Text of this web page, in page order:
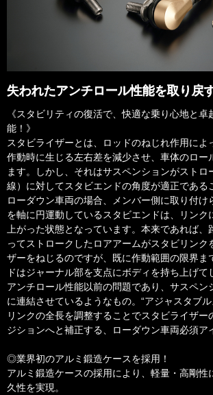
失われたアンチロール性能を取り戻
《スタビリティの復活で、快適な乗り心地と
能！》
スタビライザーとは、ロッドのねじれ作用によ
作動時に生じる左右差を減少させ、車体のロー
ます。しかし、それはサスペンションがストロ
線）に対してスタビエンドの角度が適正である
ローダウン車両の場合、メンバー側に取り付け
を軸に円運動しているスタビエンドは、リンク
上がった状態となっています。本来であれば、
ってストロークしたロアアームがスタビリンク
ザーをねじるのですが、既に作動範囲の限界ま
ドはジャーナル部を支点にボディを持ち上げて
アンチロール性能以前の問題であり、サスペン
に連結させているようなもの。“アジャスタブル
リンクの全長を調整することでスタビライザー
ジションへと補正する、ローダウン車両必須ア
◎業界初のアルミ鍛造ケースを採用！
アルミ鍛造ケースの採用により、軽量・高剛性
久性を実現。